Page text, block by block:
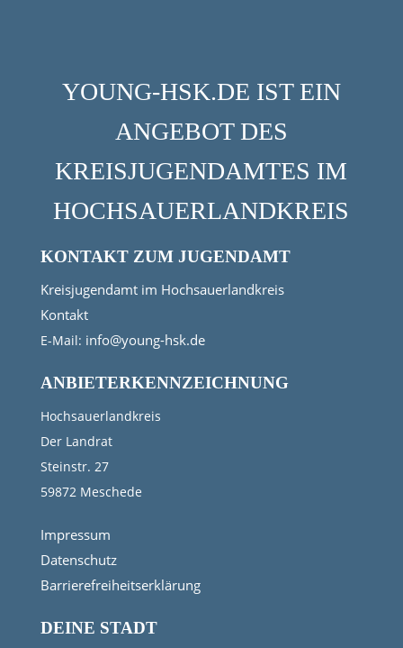
YOUNG-HSK.DE IST EIN
ANGEBOT DES
KREISJUGENDAMTES IM
HOCHSAUERLANDKREIS
KONTAKT ZUM JUGENDAMT
Kreisjugendamt im Hochsauerlandkreis
Kontakt
E-Mail: info@young-hsk.de
ANBIETERKENNZEICHNUNG
Hochsauerlandkreis
Der Landrat
Steinstr. 27
59872 Meschede
Impressum
Datenschutz
Barrierefreiheitserklärung
DEINE STADT